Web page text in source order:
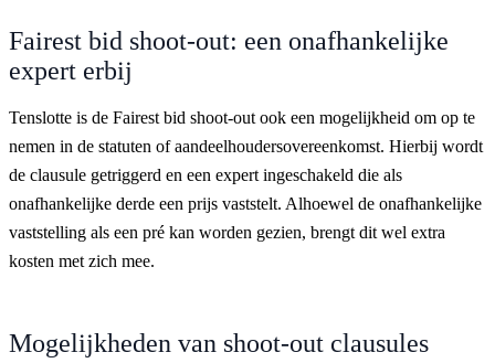
Fairest bid shoot-out: een onafhankelijke
expert erbij
Tenslotte is de Fairest bid shoot-out ook een mogelijkheid om op te
nemen in de statuten of aandeelhoudersovereenkomst. Hierbij wordt
de clausule getriggerd en een expert ingeschakeld die als
onafhankelijke derde een prijs vaststelt. Alhoewel de onafhankelijke
vaststelling als een pré kan worden gezien, brengt dit wel extra
kosten met zich mee.
Mogelijkheden van shoot-out clausules